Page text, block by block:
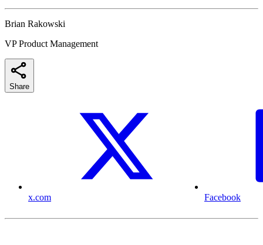
Brian Rakowski
VP Product Management
Share
x.com Facebook